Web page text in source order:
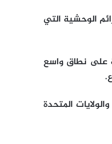
الوحشية التي
على نطاق واسع
المتحدة